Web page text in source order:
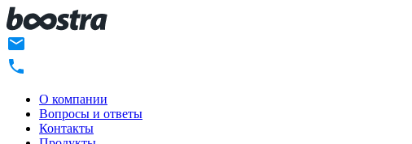
О компании
Вопросы и ответы
Контакты